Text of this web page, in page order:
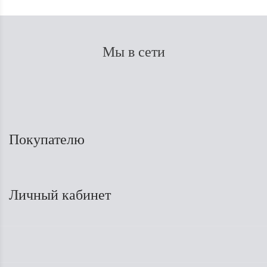
Мы в сети
Покупателю
Личный кабинет